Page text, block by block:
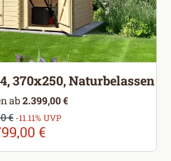
370x250, Naturbelassen
ab2.399,00 €
€
Preis:
€ -11.11% UVP